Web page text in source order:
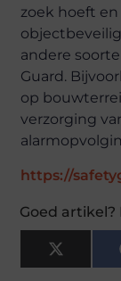
zoek hoeft
andere
Guard.
op
verzorging
https://
Goed artikel?
X